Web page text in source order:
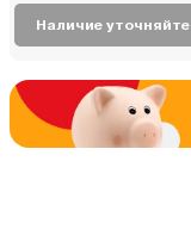
Наличие уточняйте